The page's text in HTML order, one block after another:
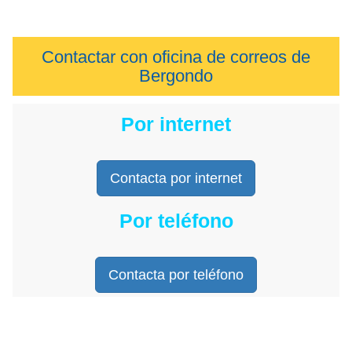
Contactar con oficina de correos de
Bergondo
Por internet
Contacta por internet
Por teléfono
Contacta por teléfono